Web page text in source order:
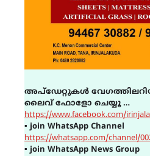
അപ്ഡേറ്റുകൾ
ലൈവ് ഫോളോ ചെയ്യൂ …
https://www.facebook.com/
▪ join WhatsApp Channel
https://whatsapp.com/channel/
▪ join WhatsApp News Group